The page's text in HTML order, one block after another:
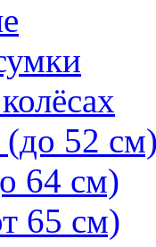
52
64 см)
65 см)